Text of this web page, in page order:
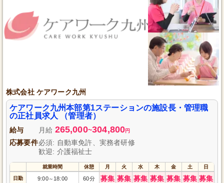
株式会社 ケアワーク九州
ケアワーク九州本部第1ステーションの施設長・管理職
の正社員求人 （管理者）
給与 月給 265,000~304,800円
応募要件必須: 自動車免許、実務者研修
歓迎: 介護福祉士
就業時間 休憩 月 火 水 木 金 土 日
日勤 9:00～ 18:00 60分 募集 募集 募集 募集 募集 募集 募集